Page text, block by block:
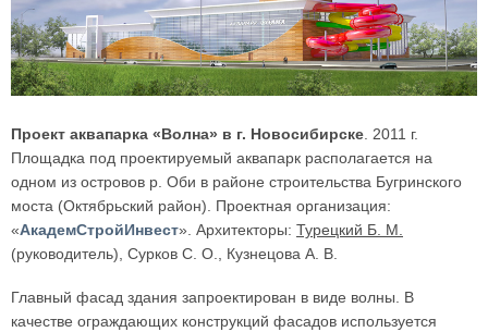
Проект аквапарка «Волна» в г. Новосибирске . 2011 г.
Площадка под проектируемый аквапарк располагается на
одном из островов р. Оби в районе строительства Бугринского
моста (Октябрьский район). Проектная организация:
«АкадемСтройИнвест». Архитекторы: Турецкий Б. М.
(руководитель), Сурков С. О., Кузнецова А. В.
Главный фасад здания запроектирован в виде волны. В
качестве ограждающих конструкций фасадов используется